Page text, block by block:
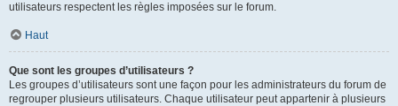
utilisateurs respectent les règles imposées sur le forum.
Haut
Que sont les groupes d’utilisateurs ?
Les groupes d’utilisateurs sont une façon pour les administrateurs du forum de
regrouper plusieurs utilisateurs. Chaque utilisateur peut appartenir à plusieurs